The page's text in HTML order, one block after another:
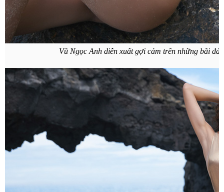
Vũ Ngọc Anh diễn xuất gợi cảm trên những bãi đá